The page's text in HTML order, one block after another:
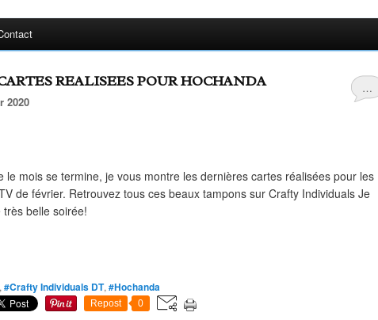
…
REALISEES POUR HOCHANDA
2020
le mois se termine, je vous montre les dernières cartes réalisées pour les
de février. Retrouvez tous ces beaux tampons sur Crafty Individuals Je
belle soirée!
, #Crafty Individuals DT, #Hochanda
Repost 0